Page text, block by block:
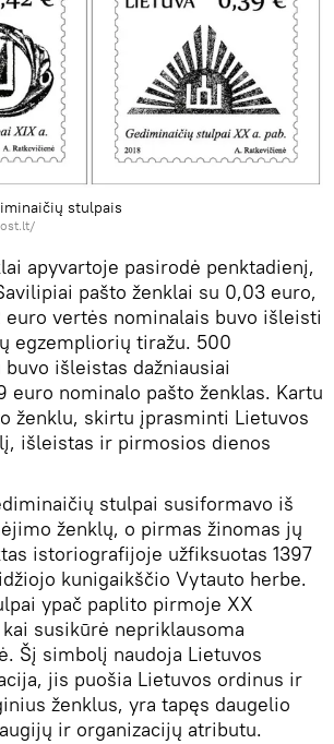
stulpais
apyvartoje pasirodė penktadienį,
pašto ženklai su 0,03 euro,
euro vertės nominalais buvo išleisti
egzempliorių tiražu. 500
išleistas dažniausiai
euro nominalo pašto ženklas. Kartu
ženklu, skirtu įprasminti Lietuvos
išleistas ir pirmosios dienos
stulpai susiformavo iš
ženklų, o pirmas žinomas jų
istoriografijoje užfiksuotas 1397
kunigaikščio Vytauto herbe.
ypač paplito pirmoje XX
susikūrė nepriklausoma
Šį simbolį naudoja Lietuvos
jis puošia Lietuvos ordinus ir
ženklus, yra tapęs daugelio
ir organizacijų atributu.